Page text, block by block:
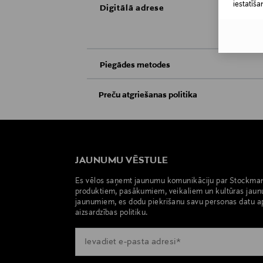
Digitālā adrese
Piegādes metodes
Piegāde uz saņemšanas punktu
Preču atgriešanas politika
PREČU ATGRIEŠANAS POLITIKA
JAUNUMU VĒSTULE
Es vēlos saņemt jaunumu komunikāciju par
produktiem, pasākumiem, veikaliem un kultūras
jaunumiem, es dodu piekrišanu savu personas datu
aizsardzības politiku.